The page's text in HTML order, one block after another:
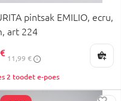
pintsak EMILIO, ecru,
art 224
11,99 €
2 toodet e-poes